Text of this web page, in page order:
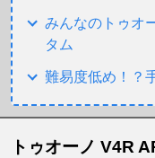
みんなのトゥオ
タム
難易度低め！？
トゥオーノ V4R